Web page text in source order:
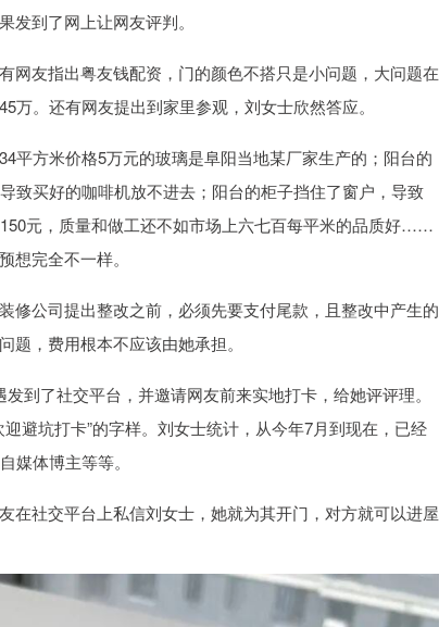
到了网上让网友评判。
网友指出粤友钱配资，门的颜色不搭只是小问题，大问题在
。还有网友提出到家里参观，刘女士欣然答应。
平方米价格5万元的玻璃是阜阳当地某厂家生产的；阳台的
致买好的咖啡机放不进去；阳台的柜子挡住了窗户，导致
元，质量和做工还不如市场上六七百每平米的品质好……
想完全不一样。
修公司提出整改之前，必须先要支付尾款，且整改中产生的
，费用根本不应该由她承担。
到了社交平台，并邀请网友前来实地打卡，给她评评理。
避坑打卡”的字样。刘女士统计，从今年7月到现在，已经
媒体博主等等。
在社交平台上私信刘女士，她就为其开门，对方就可以进屋